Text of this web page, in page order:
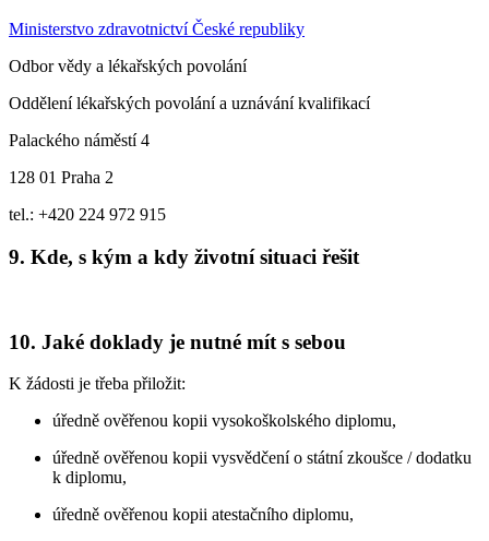
Ministerstvo zdravotnictví České republiky
Odbor vědy a lékařských povolání
Oddělení lékařských povolání a uznávání kvalifikací
Palackého náměstí 4
128 01 Praha 2
tel.: +420 224 972 915
9. Kde, s kým a kdy životní situaci řešit
10. Jaké doklady je nutné mít s sebou
K žádosti je třeba přiložit:
úředně ověřenou kopii vysokoškolského diplomu,
úředně ověřenou kopii vysvědčení o státní zkoušce / dodatku
k diplomu,
úředně ověřenou kopii atestačního diplomu,